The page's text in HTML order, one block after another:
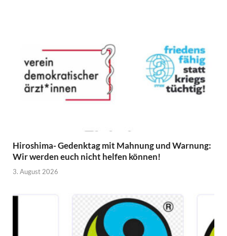
Hiroshima- Gedenktag mit Mahnung und Warnung:
Wir werden euch nicht helfen können!
3. August 2026